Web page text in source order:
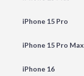
iPhone 15 Pro
iPhone 15 Pro Max
iPhone 16